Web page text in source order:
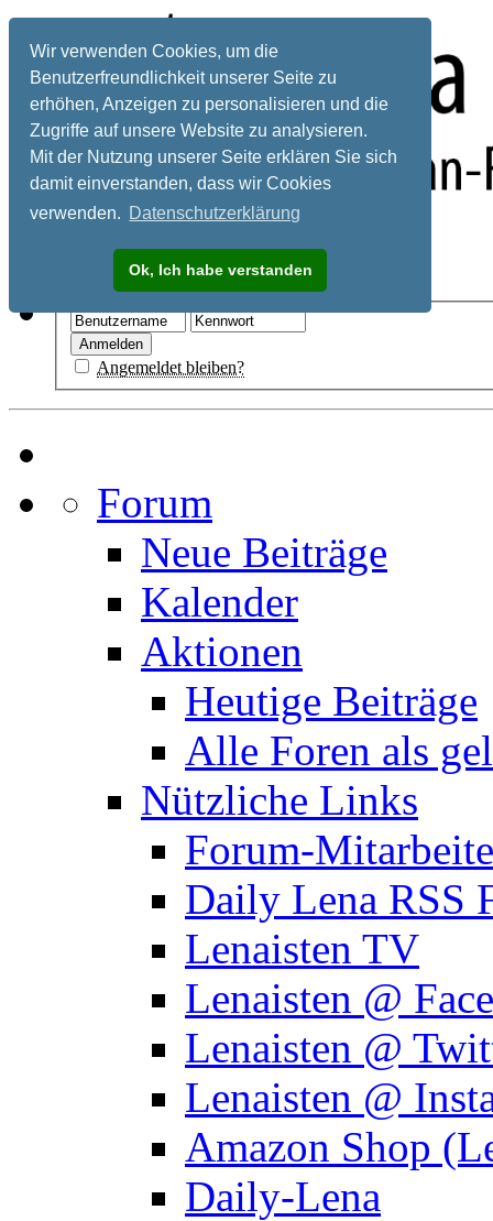
Wir verwenden Cookies, um die
Benutzerfreundlichkeit unserer Seite zu
erhöhen, Anzeigen zu personalisieren und die
Zugriffe auf unsere Website zu analysieren.
Mit der Nutzung unserer Seite erklären Sie sich
damit einverstanden, dass wir Cookies
verwenden. Datenschutzerklärung
Ok, Ich habe verstanden
Registrieren
Angemeldet bleiben?
Forum
Neue Beiträge
Kalender
Aktionen
Heutige Beiträge
Alle Foren als
Nützliche Links
Forum-
Daily Lena RSS
Lenaisten TV
Lenaisten @
Lenaisten @
Lenaisten @
Amazon Shop
Daily-Lena